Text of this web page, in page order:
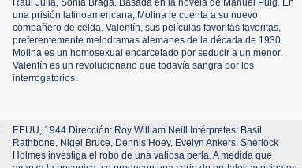
Raúl Juliá, Sonia Braga. Basada en la novela de Manuel Puig. En
una prisión latinoamericana, Molina le cuenta a su nuevo
compañero de celda, Valentín, sus películas favoritas favoritas,
preferentemente melodramas alemanes de la década de 1930.
Molina es un homosexual encarcelado por seducir a un menor.
Valentín es un revolucionario que todavía sangra por los
interrogatorios.
EEUU, 1944 Dirección: Roy William Neill Intérpretes: Basil
Rathbone, Nigel Bruce, Dennis Hoey, Evelyn Ankers. Sherlock
Holmes investiga el robo de una valiosa perla. A medida que